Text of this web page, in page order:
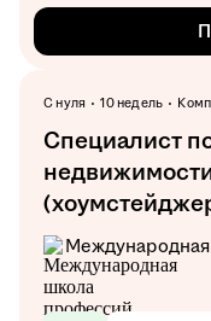
С нуля 10 недель
Специалист